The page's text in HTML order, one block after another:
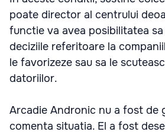
poate director al centrului
functie va avea posibilitatea
deciziile referitoare la
le favorizeze sau sa le
datoriilor.
Arcadie Andronic nu a fost de
comenta situatia. El a fost